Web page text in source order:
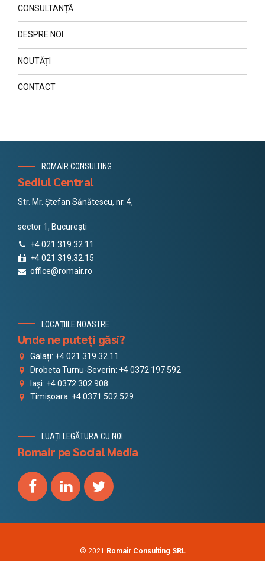
CONSULTANȚĂ
DESPRE NOI
NOUTĂȚI
CONTACT
ROMAIR CONSULTING
Sediul Central
Str. Mr. Ștefan Sănătescu, nr. 4,
sector 1, București
+4 021 319.32.11
+4 021 319.32.15
office@romair.ro
LOCAȚIILE NOASTRE
Unde ne puteți găsi?
Galați: +4 021 319.32.11
Drobeta Turnu-Severin: +4 0372 197.592
Iași: +4 0372 302.908
Timișoara: +4 0371 502.529
LUAȚI LEGĂTURA CU NOI
Romair pe Social Media
© 2021 Romair Consulting SRL